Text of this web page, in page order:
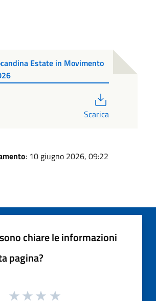
Estate in Movimento
Scarica
: 10 giugno 2026, 09:22
chiare le informazioni
pagina?